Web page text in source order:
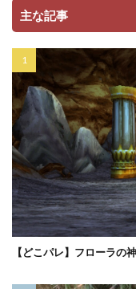
主な記事
【どこパレ】フローラの